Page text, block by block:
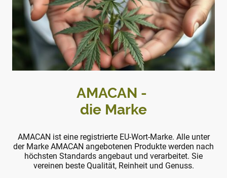
AMACAN -
die Marke
AMACAN ist eine registrierte EU-Wort-Marke. Alle unter
der Marke AMACAN angebotenen Produkte werden nach
höchsten Standards angebaut und verarbeitet. Sie
vereinen beste Qualität, Reinheit und Genuss.